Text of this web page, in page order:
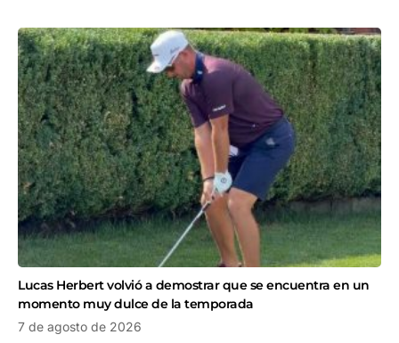
Lucas Herbert volvió a demostrar que se encuentra en un
momento muy dulce de la temporada
7 de agosto de 2026